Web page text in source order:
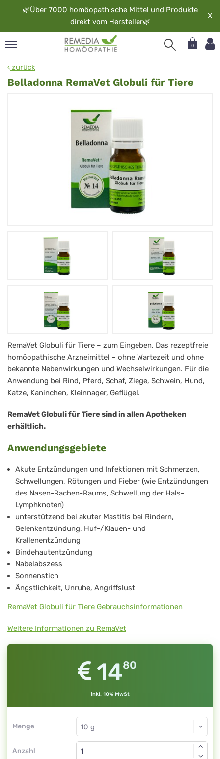
🌿Über 7000 homöopathische Mittel und Produkte
direkt vom Hersteller🌿
X
0
zurück
Belladonna RemaVet Globuli für Tiere
Belladonna
RemaVet
Globuli
für
Tiere
-
RemaVet Globuli für Tiere – zum Eingeben. Das rezeptfreie
homöopathische Arzneimittel – ohne Wartezeit und ohne
bekannte Nebenwirkungen und Wechselwirkungen. Für die
Anwendung bei Rind, Pferd, Schaf, Ziege, Schwein, Hund,
Katze, Kaninchen, Kleinnager, Geflügel.
RemaVet Globuli für Tiere sind in allen Apotheken
erhältlich.
Anwendungsgebiete
Akute Entzündungen und Infektionen mit Schmerzen,
Schwellungen, Rötungen und Fieber (wie Entzündungen
des Nasen-Rachen-Raums, Schwellung der Hals-
Lymphknoten)
unterstützend bei akuter Mastitis bei Rindern,
Gelenkentzündung, Huf-/Klauen- und
Krallenentzündung
Bindehautentzündung
Nabelabszess
Sonnenstich
Ängstlichkeit, Unruhe, Angriffslust
RemaVet Globuli für Tiere Gebrauchsinformationen
Weitere Informationen zu RemaVet
1480
inkl. 10% MwSt
Menge
Anzahl